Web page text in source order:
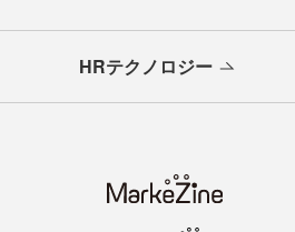
HRテクノロジー